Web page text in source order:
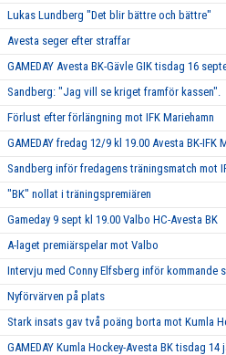
Lukas Lundberg "Det blir bättre och bättre"
Avesta seger efter straffar
GAMEDAY Avesta BK-Gävle GIK tisdag 16
Sandberg: "Jag vill se kriget framför kassen".
Förlust efter förlängning mot IFK Mariehamn
GAMEDAY fredag 12/9 kl 19.00 Avesta BK-IFK
Sandberg inför fredagens träningsmatch mot
"BK" nollat i träningspremiären
Gameday 9 sept kl 19.00 Valbo HC-Avesta BK
A-laget premiärspelar mot Valbo
Intervju med Conny Elfsberg inför kommande
Nyförvärven på plats
Stark insats gav två poäng borta mot Kumla
GAMEDAY Kumla Hockey-Avesta BK tisdag